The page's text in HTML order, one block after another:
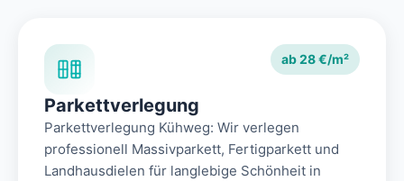
ab 28 €/m²
Parkettverlegung
Parkettverlegung Kühweg: Wir verlegen
professionell Massivparkett, Fertigparkett und
Landhausdielen für langlebige Schönheit in